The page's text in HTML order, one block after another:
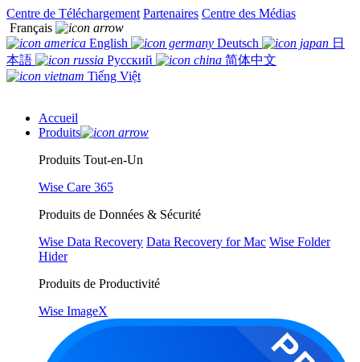
Centre de Téléchargement Partenaires Centre des Médias
Français
English
Deutsch
日
本語
Русский
简体中文
Tiếng Việt
Accueil
Produits
Produits Tout-en-Un
Wise Care 365
Produits de Données & Sécurité
Wise Data Recovery Data Recovery for Mac Wise Folder
Hider
Produits de Productivité
Wise ImageX